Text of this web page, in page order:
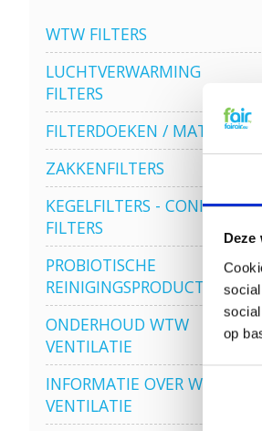
op
WTW FILTERS
LUCHTVERWARMING
FILTERS
FILTERDOEKEN / MATTEN
ZAKKENFILTERS
KEGELFILTERS - CONISCHE
FILTERS
PROBIOTISCHE
REINIGINGSPRODUCTEN
ONDERHOUD WTW
VENTILATIE
INFORMATIE OVER WTW
VENTILATIE